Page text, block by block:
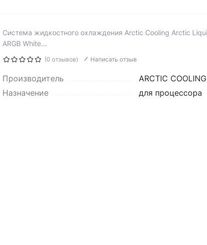
Система жидкостного охлаждения Arctic Cooling Arctic
ARGB White...
(0 отзывов) Написать отзыв
Производитель
ARCTIC COOLING
Назначение
для процессора